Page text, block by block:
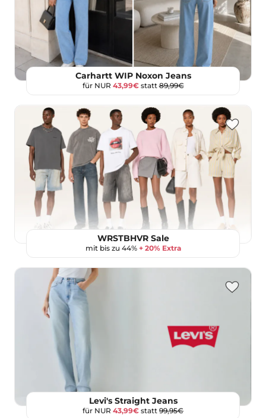
Carhartt WIP Noxon Jeans
für NUR 43,99€statt89,99€
WRSTBHVR Sale
mit bis zu 44% + 20% Extra
Levi's Straight Jeans
für NUR 43,99€ statt 99,95€